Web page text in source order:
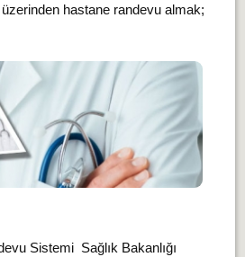
hastane randevu almak;
Sistemi Sağlık Bakanlığı